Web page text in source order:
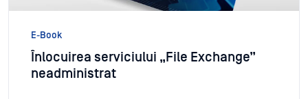
E-Book
Înlocuirea serviciului „File Exchange”
neadministrat